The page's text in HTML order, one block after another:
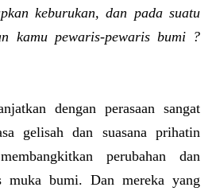
keburukan, dan pada suatu
kamu pewaris-pewaris bumi ?
dengan perasaan sangat
gelisah dan suasana prihatin
perubahan dan
muka bumi. Dan mereka yang